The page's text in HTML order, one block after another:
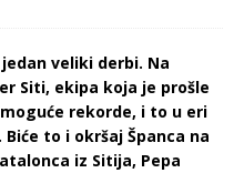
veliki derbi. Na
Siti, ekipa koja je prošle
rekorde, i to u eri
to i okršaj Španca na
iz Sitija, Pepa